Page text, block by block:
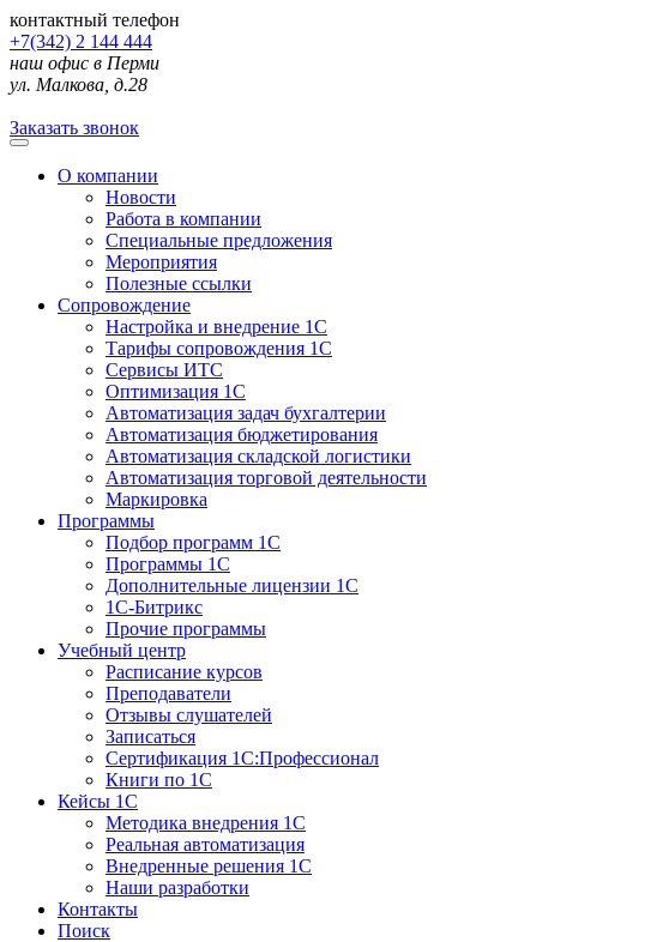
контактный телефон
+7(342) 2 144 444
наш офис в Перми
ул. Малкова, д.28
Заказать звонок
О компании
Новости
Работа в компании
Специальные предложения
Мероприятия
Полезные ссылки
Сопровождение
Настройка и внедрение 1С
Тарифы сопровождения 1С
Сервисы ИТС
Оптимизация 1С
Автоматизация задач бухгалтерии
Автоматизация бюджетирования
Автоматизация складской логистики
Автоматизация торговой деятельности
Маркировка
Программы
Подбор программ 1С
Программы 1С
Дополнительные лицензии 1С
1С-Битрикс
Прочие программы
Учебный центр
Расписание курсов
Преподаватели
Отзывы слушателей
Записаться
Сертификация 1С:Профессионал
Книги по 1С
Кейсы 1С
Методика внедрения 1С
Реальная автоматизация
Внедренные решения 1С
Наши разработки
Контакты
Поиск